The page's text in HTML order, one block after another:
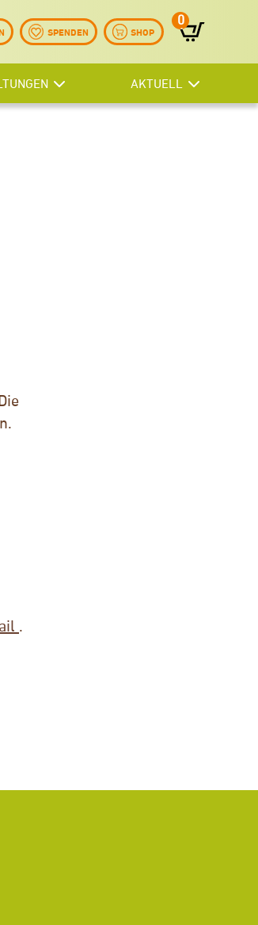
SPENDEN SHOP
0
Artikel
AKTUELL
.